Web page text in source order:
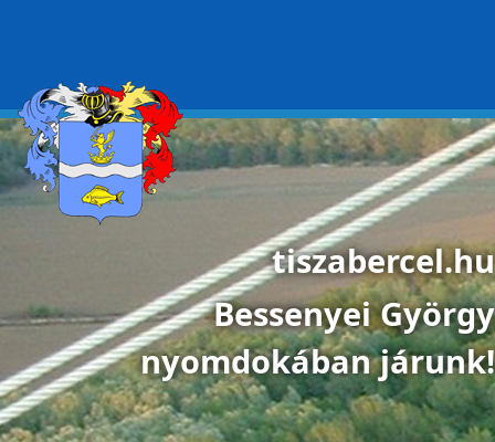
tiszabercel.hu
Bessenyei György
nyomdokában járunk!